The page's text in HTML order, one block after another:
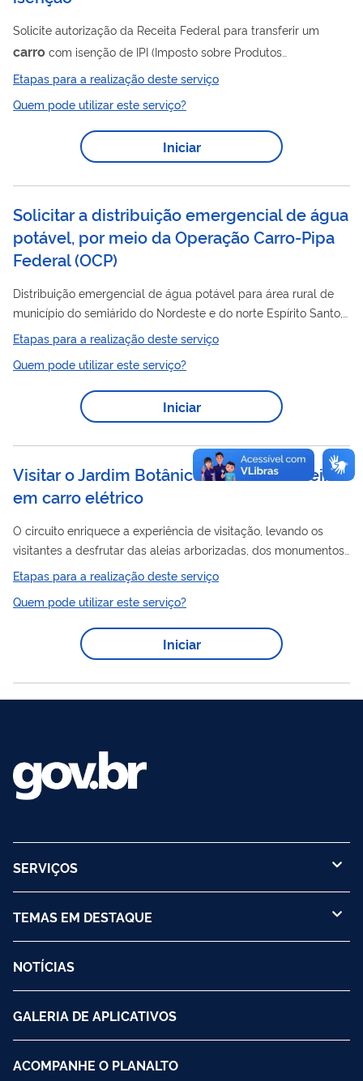
Solicite autorização da Receita Federal para transferir um
carro com isenção de IPI (Imposto sobre Produtos
Industrializados) e/ou IOF (Imposto sobre Operações
Financeiras) para outra pessoa. Pessoas com deficiência física,
visual, auditiva, mental severa ou profunda, ou transtorno do
espectro autista, e os motoristas profissionais (taxistas) têm
direito a esta isenção. A transferência de veículo precisa ser
anos da compra, ou...
Etapas para a realização deste serviço
Quem pode utilizar este serviço?
Iniciar
Solicitar a distribuição emergencial de água
potável, por meio da Operação Carro-Pipa
Federal(OCP)
Distribuição emergencial de água potável para área rural de
município do semiárido do Nordeste e do norte Espírito Santo,
devido à seca ou estiagem, pela Operação
Etapas para a realização deste serviço
Quem pode utilizar este serviço?
Iniciar
Visitar o Jardim Botânico do Rio de Janeiro
em carro elétrico
O circuito enriquece a experiência de visitação, levando os
visitantes a desfrutar das aleias arborizadas, dos monumentos
e de toda a riqueza do nosso Arboreto e a conhecer a história
do mais antigo Jardim Botânico da América Latina em
atividade. Os tickets para os carros elétricos podem ser
comprados antecipadamente pelo endereço
https://jbrj.eleventickets.com Visita premium Segunda a
Valor: R$ 392,00 (valor docarro...
Etapas para a realização deste serviço
Quem pode utilizar este serviço?
Iniciar
SERVIÇOS
TEMAS EM DESTAQUE
NOTÍCIAS
GALERIA DE APLICATIVOS
ACOMPANHE O PLANALTO